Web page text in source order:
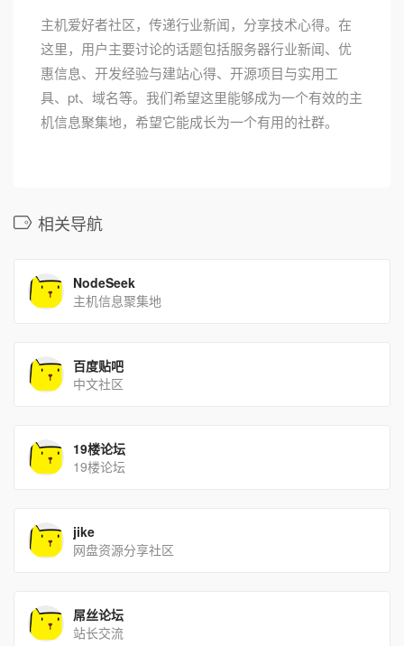
主机爱好者社区，传递行业新闻，分享技术心得。在
这里，用户主要讨论的话题包括服务器行业新闻、优
惠信息、开发经验与建站心得、开源项目与实用工
具、pt、域名等。我们希望这里能够成为一个有效的主
机信息聚集地，希望它能成长为一个有用的社群。
相关导航
NodeSeek
主机信息聚集地
百度贴吧
中文社区
19楼论坛
19楼论坛
jike
网盘资源分享社区
屌丝论坛
站长交流